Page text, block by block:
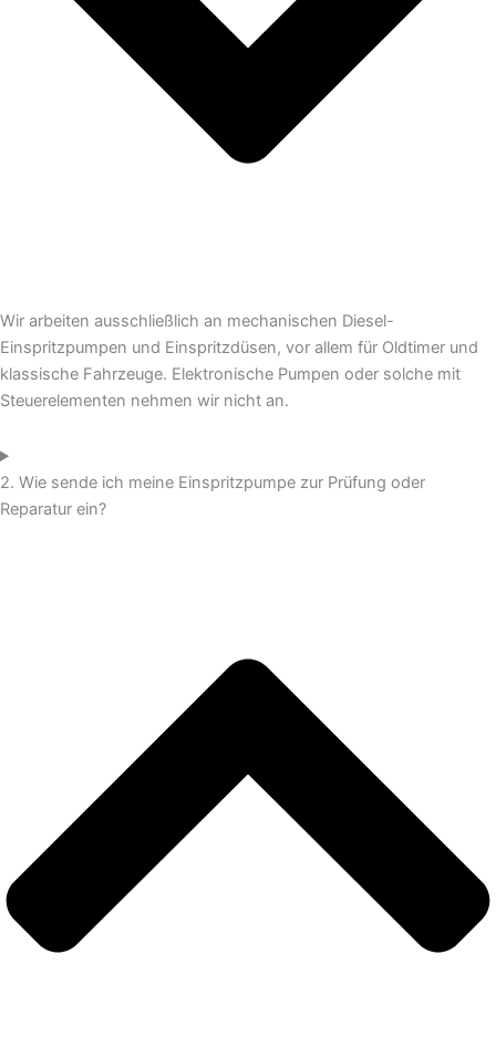
Wir arbeiten ausschließlich an mechanischen Diesel-
Einspritzpumpen und Einspritzdüsen, vor allem für Oldtimer und
klassische Fahrzeuge. Elektronische Pumpen oder solche mit
Steuerelementen nehmen wir nicht an.
2. Wie sende ich meine Einspritzpumpe zur Prüfung oder
Reparatur ein?